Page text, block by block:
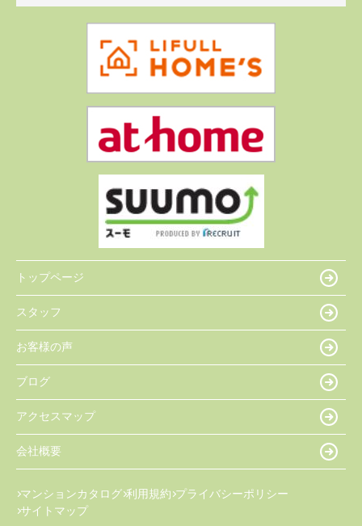
トップページ
スタッフ
お客様の声
ブログ
アクセスマップ
会社概要
マンションカタログ 利用規約 プライバシーポリシー
サイトマップ